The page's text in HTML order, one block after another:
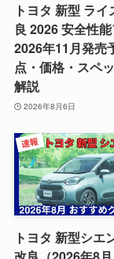
トヨタ 新型 ラ
良 2026 安全性
2026年11月発売
点・価格・スペ
解説
2026年8月6日
トヨタ 新型シエ